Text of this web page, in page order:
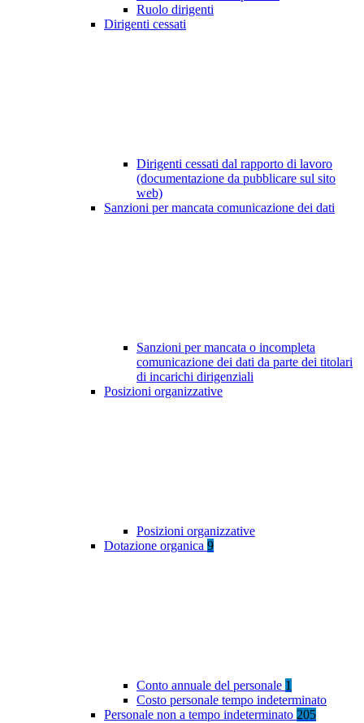
Ruolo dirigenti
Dirigenti cessati
Dirigenti cessati dal rapporto di lavoro
(documentazione da pubblicare sul sito
web)
Sanzioni per mancata comunicazione dei dati
Sanzioni per mancata o incompleta
comunicazione dei dati da parte dei titolari
di incarichi dirigenziali
Posizioni organizzative
Posizioni organizzative
Dotazione organica 9
Conto annuale del personale 1
Costo personale tempo indeterminato
Personale non a tempo indeterminato 205